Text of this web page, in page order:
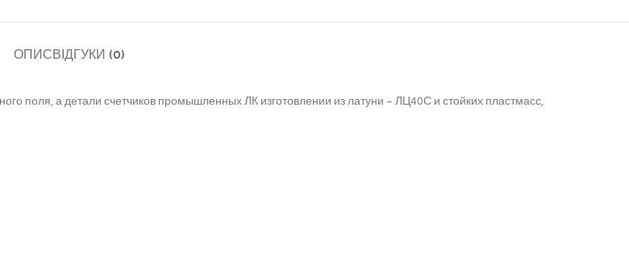
ОПИСВІДГУКИ (0)
поля, а детали счетчиков промышленных ЛК изготовлении из латуни – ЛЦ40С и стойких пластмасс,